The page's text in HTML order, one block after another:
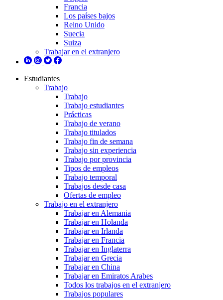
Francia
Los países bajos
Reino Unido
Suecia
Suiza
Trabajar en el extranjero
Estudiantes
Trabajo
Trabajo
Trabajo estudiantes
Prácticas
Trabajo de verano
Trabajo titulados
Trabajo fin de semana
Trabajo sin experiencia
Trabajo por provincia
Tipos de empleos
Trabajo temporal
Trabajos desde casa
Ofertas de empleo
Trabajo en el extranjero
Trabajar en Alemania
Trabajar en Holanda
Trabajar en Irlanda
Trabajar en Francia
Trabajar en Inglaterra
Trabajar en Grecia
Trabajar en China
Trabajar en Emiratos Arabes
Todos los trabajos en el extranjero
Trabajos populares